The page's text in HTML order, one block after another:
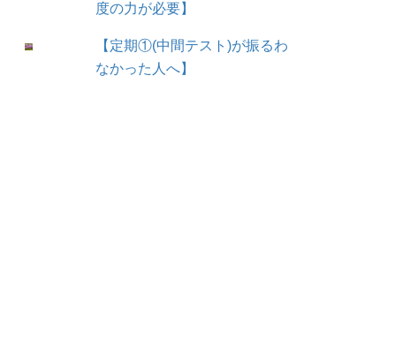
度の力が必要】
【定期①(中間テスト)が振るわ
なかった人へ】